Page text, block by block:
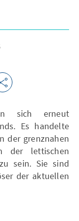
sich erneut
Es handelte
der grenznahen
der lettischen
sein. Sie sind
der aktuellen